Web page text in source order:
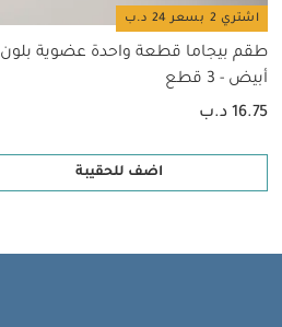
اشتري 2 بسعر 24 د.ب
طقم بيجاما قطعة واحدة عضوية بلون
أبيض - 3 قطع
16.75 د.ب
اضف للحقيبة